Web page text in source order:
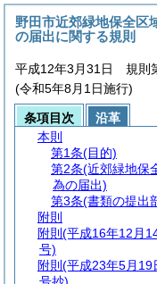
野田市近郊緑地保全区
の届出に関する規則
平成12年3月31日 規則
(令和5年8月1日施行)
条項目次
沿革
本則
第1条(目的)
第2条(近郊緑地保
為の届出)
第3条(書類の提出
附則
附則 (平成16年12月
号)
附則 (平成23年5月19